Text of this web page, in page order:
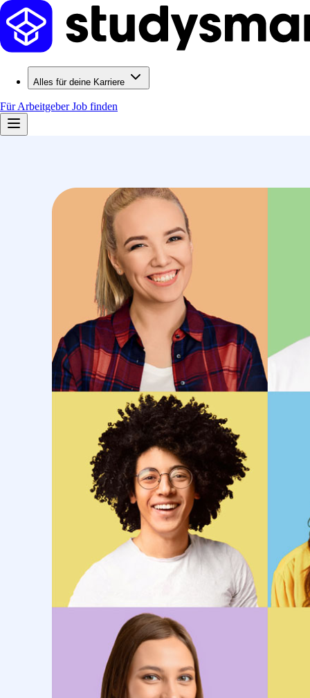
Alles für deine Karriere
Für ArbeitgeberJob finden